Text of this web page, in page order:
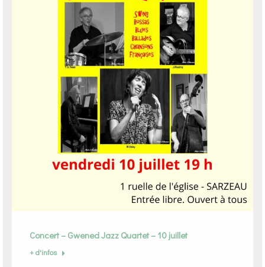
Concert – Gwened Jazz Quartet – 10 juillet
+ d'infos